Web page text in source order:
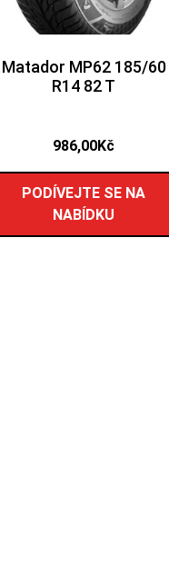
Matador MP62 185/60
R14 82 T
986,00Kč
PODÍVEJTE SE NA
NABÍDKU